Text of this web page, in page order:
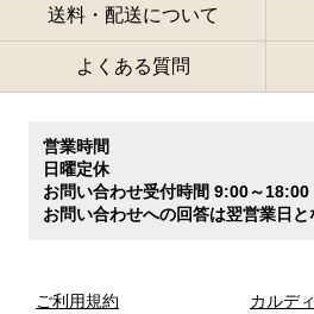
送料・配送について
よくある質問
営業時間
日曜定休
お問い合わせ受付時間 9:00～18:00
お問い合わせへの回答は翌営業日と
ご利用規約 カルデ